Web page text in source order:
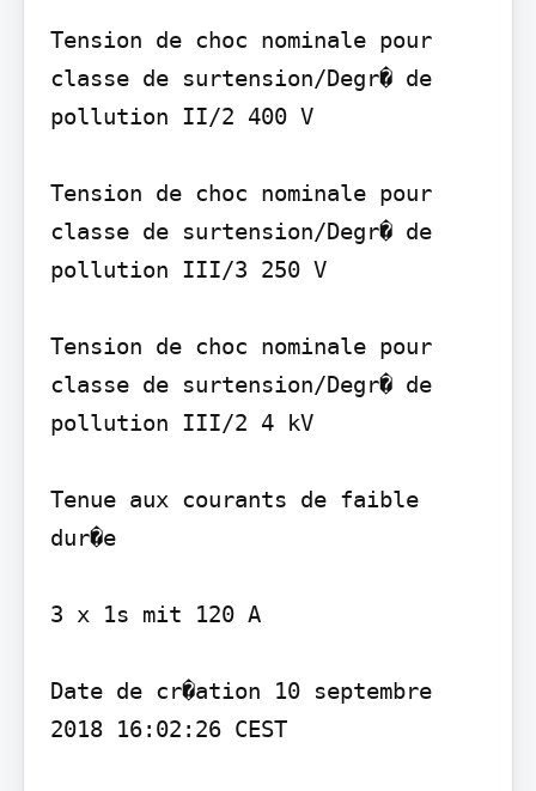
Tension de choc nominale pour
classe de surtension/Degr� de
pollution II/2 400 V
Tension de choc nominale pour
classe de surtension/Degr� de
pollution III/3 250 V
Tension de choc nominale pour
classe de surtension/Degr� de
pollution III/2 4 kV
Tenue aux courants de faible
dur�e
3 x 1s mit 120 A
Date de cr�ation 10 septembre
2018 16:02:26 CEST